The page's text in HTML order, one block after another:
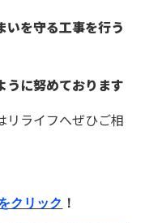
いを守る工事を行う
うに努めております
リライフへぜひご相
クリック ！